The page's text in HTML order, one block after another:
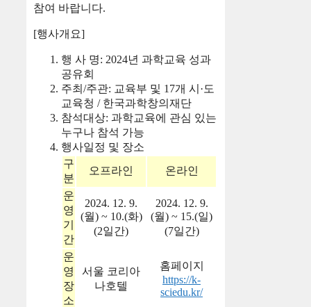
참여 바랍니다.
[행사개요]
행 사 명: 2024년 과학교육 성과
공유회
주최/주관: 교육부 및 17개 시·도
교육청 / 한국과학창의재단
참석대상: 과학교육에 관심 있는
누구나 참석 가능
행사일정 및 장소
구
분
오프라인 온라인
운
영
기
간
2024. 12. 9.
(월) ~ 10.(화)
(2일간)
2024. 12. 9.
(월) ~ 15.(일)
(7일간)
운
영
장
소
서울 코리아
나호텔
홈페이지
https://k-
sciedu.kr/